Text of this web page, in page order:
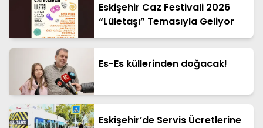
Eskişehir Caz Festivali 2026
“Lületaşı” Temasıyla Geliyor
Es-Es küllerinden doğacak!
Eskişehir’de Servis Ücretlerine